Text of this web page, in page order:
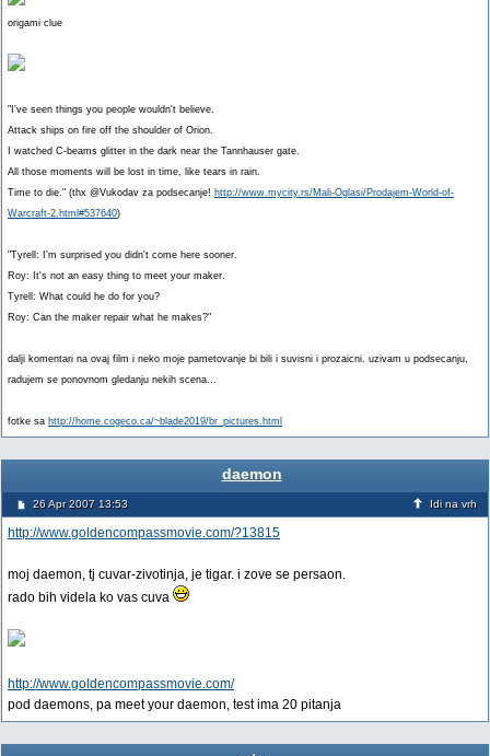
origami clue
"I've seen things you people wouldn't believe.
Attack ships on fire off the shoulder of Orion.
I watched C-beams glitter in the dark near the Tannhauser gate.
All those moments will be lost in time, like tears in rain.
Time to die." (thx @Vukodav za podsecanje! http://www.mycity.rs/Mali-Oglasi/Prodajem-World-of-
Warcraft-2.html#537640)
"Tyrell: I'm surprised you didn't come here sooner.
Roy: It's not an easy thing to meet your maker.
Tyrell: What could he do for you?
Roy: Can the maker repair what he makes?"
dalji komentari na ovaj film i neko moje pametovanje bi bili i suvisni i prozaicni. uzivam u podsecanju,
radujem se ponovnom gledanju nekih scena...
fotke sa http://home.cogeco.ca/~blade2019/br_pictures.html
daemon
26 Apr 2007 13:53 Idi na vrh
http://www.goldencompassmovie.com/?13815
moj daemon, tj cuvar-zivotinja, je tigar. i zove se persaon.
rado bih videla ko vas cuva
http://www.goldencompassmovie.com/
pod daemons, pa meet your daemon, test ima 20 pitanja